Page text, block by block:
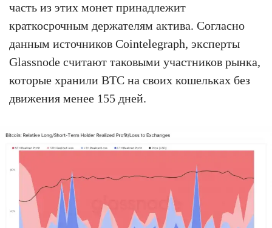
часть из этих монет принадлежит
краткосрочным держателям актива. Согласно
данным источников Cointelegraph, эксперты
Glassnode считают таковыми участников рынка,
которые хранили BTC на своих кошельках без
движения менее 155 дней.